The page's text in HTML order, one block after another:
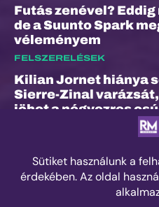
Futás zenével?
de a Suunto Spark
véleményem
FELSZERELÉSEK
Kilian Jornet hiánya
Sierre-Zinal
jöhet a négyezres
fájdalom és a
– Interjú Lénárt
pályacsúcstartójával